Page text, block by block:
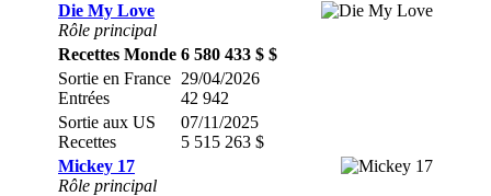
Die My Love
Rôle principal
Recettes Monde 6 580 433 $ $
Sortie en France
Entrées
29/04/2026
42 942
Sortie aux US
Recettes
07/11/2025
5 515 263 $
Mickey 17
Rôle principal